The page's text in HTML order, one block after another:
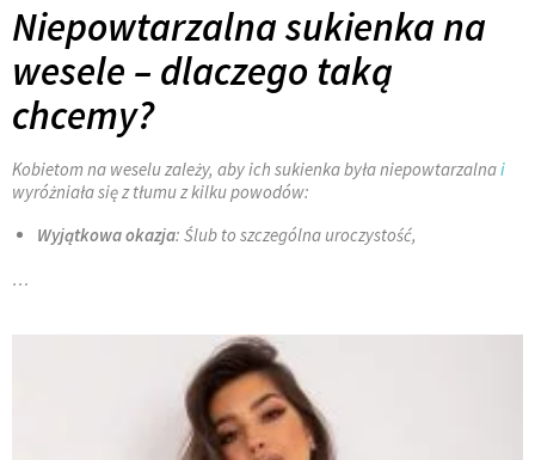
Niepowtarzalna sukienka na
wesele – dlaczego taką
chcemy?
Kobietom na weselu zależy, aby ich sukienka była niepowtarzalnai
wyróżniała się z tłumu z kilku powodów:
Wyjątkowa okazja: Ślub to szczególna uroczystość,
…